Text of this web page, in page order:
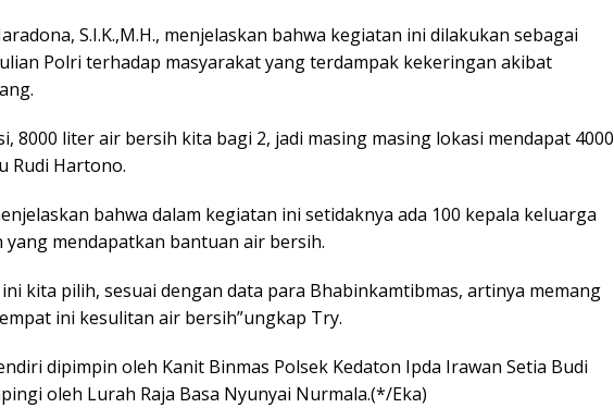
S.I.K.,M.H., menjelaskan bahwa kegiatan ini dilakukan sebagai
Polri terhadap masyarakat yang terdampak kekeringan akibat
8000 liter air bersih kita bagi 2, jadi masing masing lokasi mendapat 4000
Rudi Hartono.
bahwa dalam kegiatan ini setidaknya ada 100 kepala keluarga
yang mendapatkan bantuan air bersih.
kita pilih, sesuai dengan data para Bhabinkamtibmas, artinya memang
ini kesulitan air bersih”ungkap Try.
dipimpin oleh Kanit Binmas Polsek Kedaton Ipda Irawan Setia Budi
oleh Lurah Raja Basa Nyunyai Nurmala.(*/Eka)